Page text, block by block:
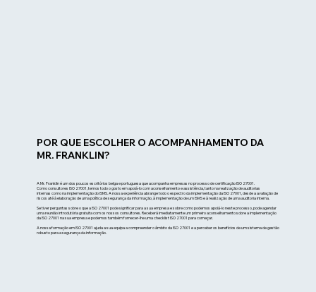
POR QUE ESCOLHER O ACOMPANHAMENTO DA
MR. FRANKLIN?
A Mr. Franklin é um dos poucos escritórios belga e portuguesa que acompanha empresas no processo de certificação ISO 27001.
Como consultores ISO 27001, temos todo o gosto em apoiá-lo com aconselhamento e assistência, tanto na realização de auditorias
internas como na implementação do ISMS. A nossa experiência abrange todo o espectro da implementação da ISO 27001, desde a avaliação de
riscos até à elaboração de uma política de segurança da informação, à implementação de um ISMS e à realização de uma auditoria interna.
Se tiver perguntas sobre o que a ISO 27001 pode significar para a sua empresa e sobre como podemos apoiá-lo neste processo, pode agendar
uma reunião introdutória gratuita com os nossos consultores. Receberá imediatamente um primeiro aconselhamento sobre a implementação
da ISO 27001 na sua empresa e podemos também fornecer-lhe uma checklist ISO 27001 para começar.
A nossa formação em ISO 27001 ajuda a sua equipa a compreender o âmbito da ISO 27001 e a perceber os benefícios de um sistema de gestão
robusto para a segurança da informação.